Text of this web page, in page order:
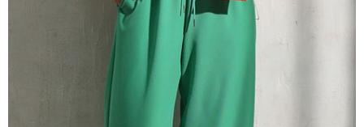
1.本服務係由「台灣大哥大股份有限公司」（以下簡稱本公司）所提供，讓
用戶於交易時，得透過本服務購買商品或服務，並由商店將買賣／分期付款
買賣價金債權讓與本公司後，依約使用本公司帳單繳交帳款。
2.基於同意付款使用「大哥付你分期」之契約關係目的，商店將以您的個人
資料（包含姓名、電話或地址）提供予台灣大哥大進項蒐集、處理及利用，
由本公司與您本人進行分期帳單所需資料之確認、核對及更正。
3.完整用戶服務條款，請詳閱以下連結：
https://oppay.tw/userRule
ATM／網路銀行／等多元方式進行付款，方視為交易完成。
※ 請注意：結帳手續完成當下不需立刻繳費，但若您需要取消訂單，請聯絡
購買商品的店家。未經商家同意取消之訂單仍視為有效，需透過AFTEE先享
※ 交易是否成功請以「AFTEE先享後付 」之結帳頁面顯示為準，若有關於
是否繳費成功／繳費後需取消欲退款等相關疑問，請聯繫「AFTEE先享後付
https://netprotections.freshdesk.com/support/home
每筆NT$60，滿NT$1,500(含以上)免運費
每筆NT$60，滿NT$1,500(含以上)免運費